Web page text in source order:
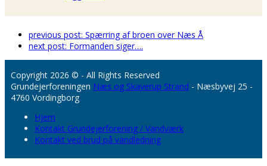
previous post: Spærring af broen over Næs Å
next post: Formanden siger….
Copyright 2026 © - All Rights Reserved
Grundejerforeningen Næs og Skaverup Strand - Næsbyvej 25 -
4760 Vordingborg
Hjem
Kontakt Grundejerforening / Vandværk
Kontakt ved brud på vandledning